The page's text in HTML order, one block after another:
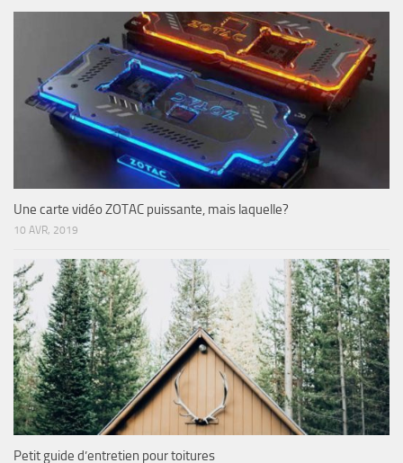
Une carte vidéo ZOTAC puissante, mais laquelle?
10 AVR, 2019
Petit guide d’entretien pour toitures